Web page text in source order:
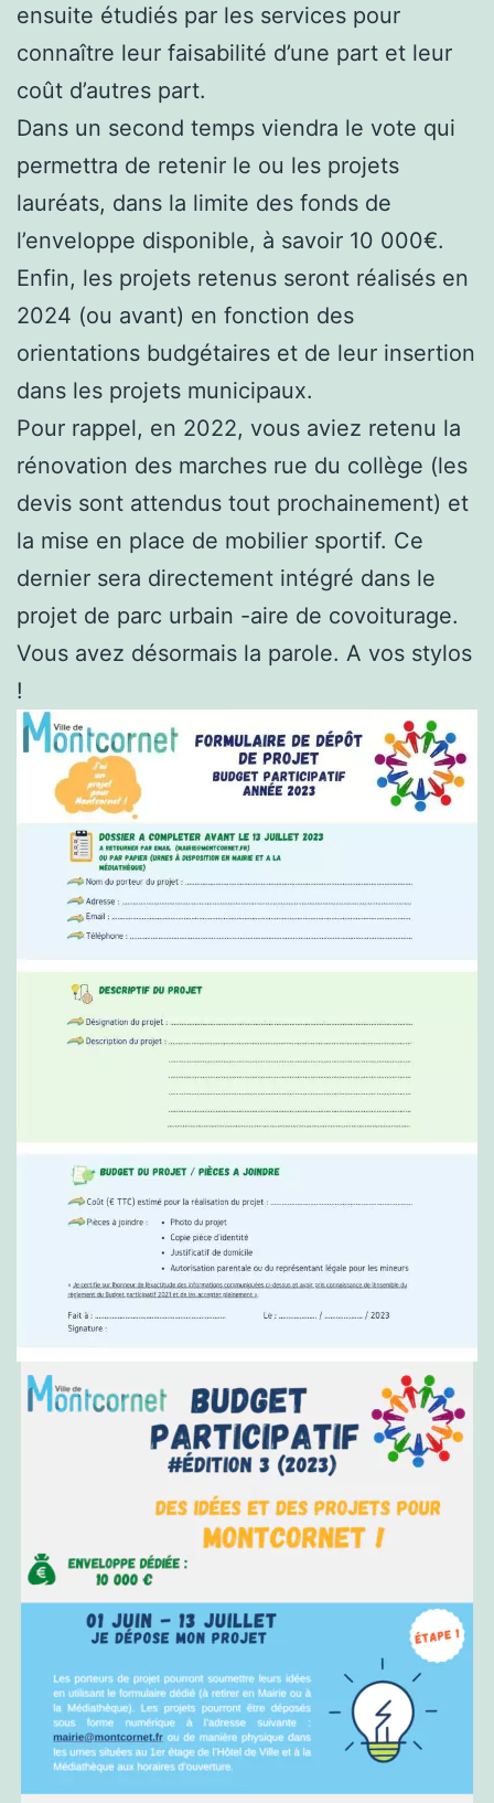
ensuite étudiés par les services pour
connaître leur faisabilité d’une part et leur
coût d’autres part.
Dans un second temps viendra le vote qui
permettra de retenir le ou les projets
lauréats, dans la limite des fonds de
l’enveloppe disponible, à savoir 10 000€.
Enfin, les projets retenus seront réalisés en
2024 (ou avant) en fonction des
orientations budgétaires et de leur insertion
dans les projets municipaux.
Pour rappel, en 2022, vous aviez retenu la
rénovation des marches rue du collège (les
devis sont attendus tout prochainement) et
la mise en place de mobilier sportif. Ce
dernier sera directement intégré dans le
projet de parc urbain -aire de covoiturage.
Vous avez désormais la parole. A vos stylos
!